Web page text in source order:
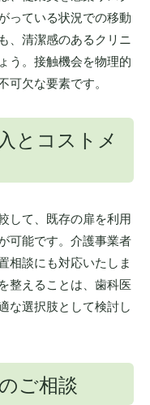
っている状況での移動
、清潔感のあるクリニ
う。接触機会を物理的
欠な要素です。
とコストメ
して、既存の扉を利用
可能です。介護事業者
相談にも対応いたしま
整えることは、歯科医
な選択肢として検討し
ご相談